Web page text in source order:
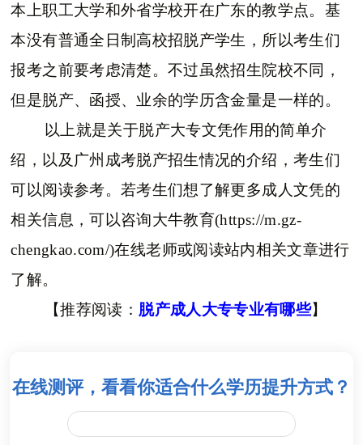
本上职工大学和外省学校开在广东的教学点。基
本没有普通全日制高校招脱产学生，所以考生们
报考之前要考虑清楚。不过虽然招生院校不同，
但是脱产、函授、业余的学历含金量是一样的。
以上就是关于脱产大专文凭作用的简单介
绍，以及广州成考脱产招生情况的介绍，考生们
可以阅读参考。若考生们想了解更多成人文凭的
相关信息，可以咨询大牛教育(https://m.gz-
chengkao.com/)在线老师或阅读站内相关文章进行
了解。
【推荐阅读： 脱产成人大专专业有哪些】
在线测评，看看你适合什么学历提升方式？